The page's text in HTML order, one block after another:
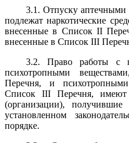
3.1. Отпуску аптечными
подлежат наркотические
внесенные в Список II
внесенные в Список III
3.2. Право работы с
психотропными
Перечня, и
Список III Перечня, имеют
(организации),
установленном
порядке.